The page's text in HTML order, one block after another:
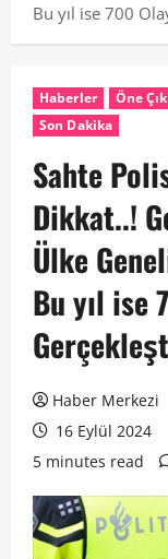
Bu yıl ise 700
Haberler
Öne
Son Dakika
Sahte
Dikkat..!
Ülke
Bu yıl ise
Haber Merkezi
16 Eylül 2024
5 minutes read